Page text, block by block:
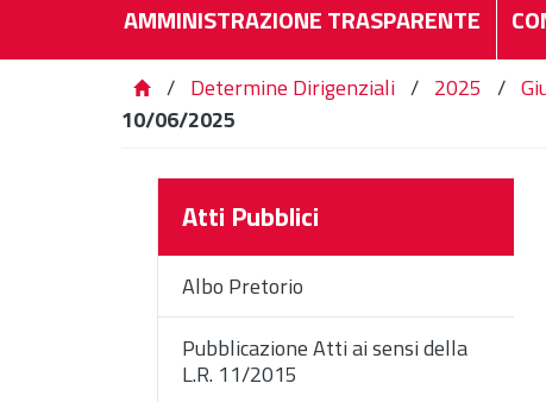
AMMINISTRAZIONE TRASPARENTE
/ Determine Dirigenziali / 2025 /
10/06/2025
Atti Pubblici
Albo Pretorio
Pubblicazione Atti ai sensi della
L.R. 11/2015